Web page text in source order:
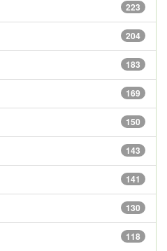
223
204
183
169
150
143
141
130
118